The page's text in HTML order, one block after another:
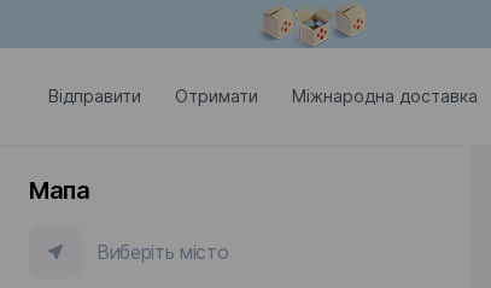
Відправити Отримати Міжнародна доставка
Мапа
Виберіть місто